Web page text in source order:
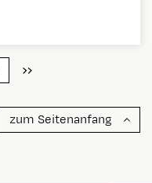
zum Seitenanfang